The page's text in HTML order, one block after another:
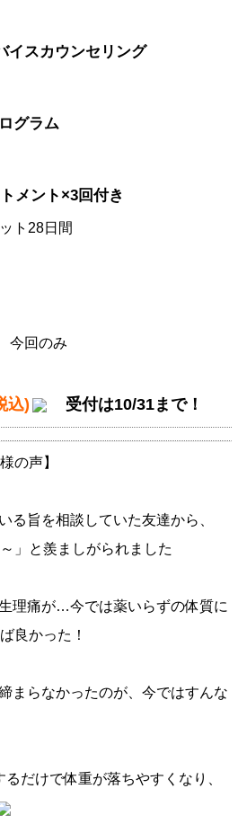
イスカウンセリング
グラム
メント×3回付き
ト28日間
今回のみ
込) 受付は10/31まで！
の声】
る旨を相談していた友達から、
」と羨ましがられました
理痛が…今では薬いらずの体質に
良かった！
まらなかったのが、今ではすんな
だけで体重が落ちやすくなり、